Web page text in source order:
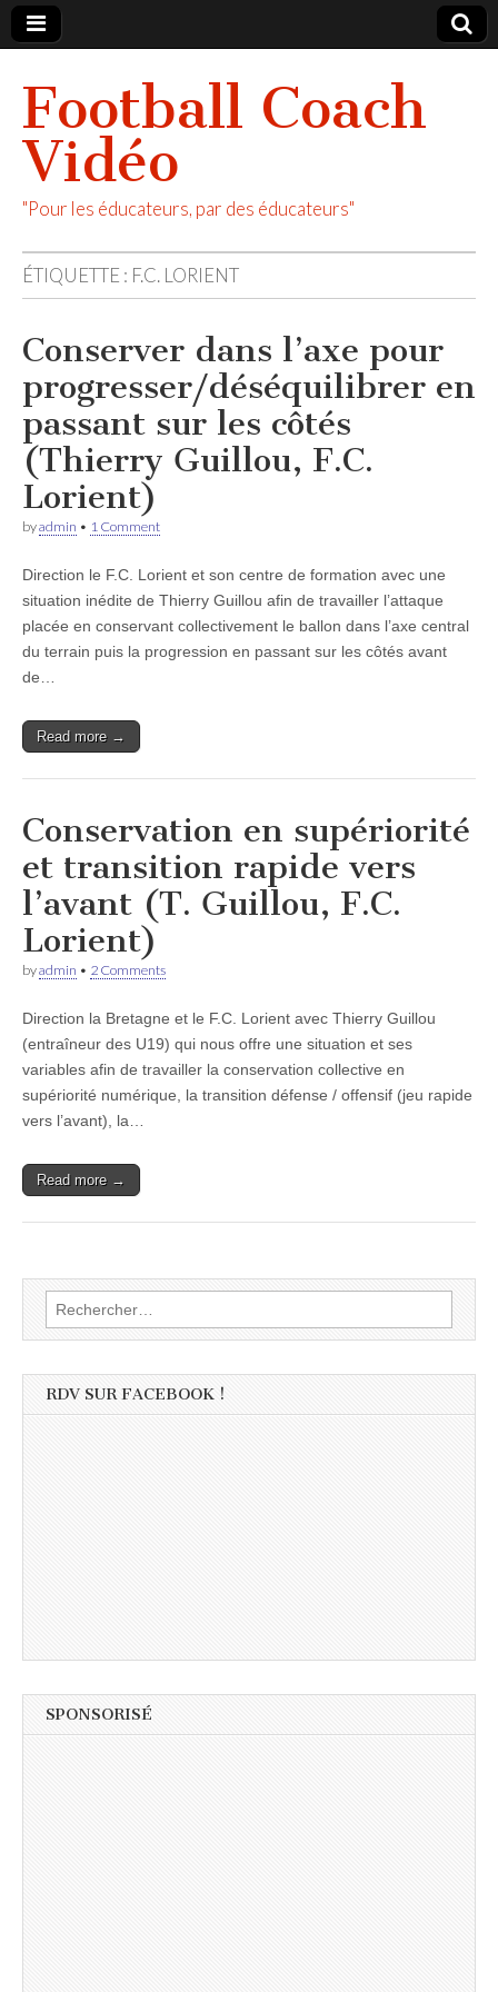
Football Coach
Vidéo
"Pour les éducateurs, par des éducateurs"
ÉTIQUETTE : F.C. LORIENT
Conserver dans l’axe pour
progresser/déséquilibrer en
passant sur les côtés
(Thierry Guillou, F.C.
Lorient)
byadmin • 1 Comment
Direction le F.C. Lorient et son centre de formation avec une
situation inédite de Thierry Guillou afin de travailler l’attaque
placée en conservant collectivement le ballon dans l’axe central
du terrain puis la progression en passant sur les côtés avant
de…
Read more →
Conservation en supériorité
et transition rapide vers
l’avant (T. Guillou, F.C.
Lorient)
byadmin • 2 Comments
Direction la Bretagne et le F.C. Lorient avec Thierry Guillou
(entraîneur des U19) qui nous offre une situation et ses
variables afin de travailler la conservation collective en
supériorité numérique, la transition défense / offensif (jeu rapide
vers l’avant), la…
Read more →
Rechercher :
RDV SUR FACEBOOK !
SPONSORISÉ